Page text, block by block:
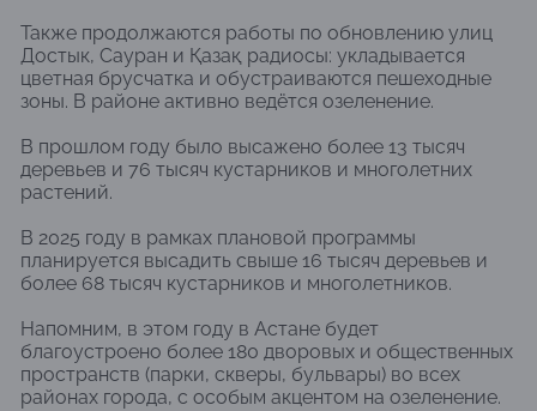
Также продолжаются работы по обновлению улиц
Достык, Сауран и Қазақ радиосы: укладывается
цветная брусчатка и обустраиваются пешеходные
зоны. В районе активно ведётся озеленение.
В прошлом году было высажено более 13 тысяч
деревьев и 76 тысяч кустарников и многолетних
растений.
В 2025 году в рамках плановой программы
планируется высадить свыше 16 тысяч деревьев и
более 68 тысяч кустарников и многолетников.
Напомним, в этом году в Астане будет
благоустроено более 180 дворовых и общественных
пространств (парки, скверы, бульвары) во всех
районах города, с особым акцентом на озеленение.